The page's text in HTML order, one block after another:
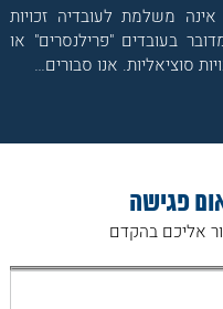
משלמת לעובדיה זכויות
בעובדים "פרילנסרים" או
סוציאליות. אנו סבורים…
פגישה
אליכם בהקדם